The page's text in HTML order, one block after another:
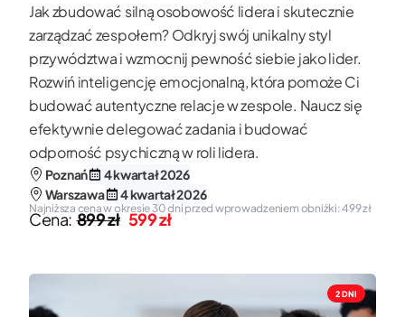
Jak zbudować silną osobowość lidera i skutecznie
zarządzać zespołem? Odkryj swój unikalny styl
przywództwa i wzmocnij pewność siebie jako lider.
Rozwiń inteligencję emocjonalną, która pomoże Ci
budować autentyczne relacje w zespole. Naucz się
efektywnie delegować zadania i budować
odporność psychiczną w roli lidera.
Poznań
4 kwartał 2026
Warszawa
4 kwartał 2026
Cena:899 zł 599 zł
Najniższa cena w okresie 30 dni przed wprowadzeniem obniżki: 499 zł
2 DNI